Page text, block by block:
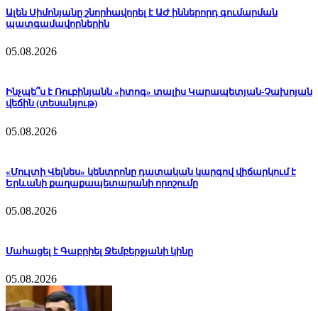
Ալեն Սիմոնյանը շնորհավորել է ԱԺ իններորդ գումարման
պատգամավորներին
05.08.2026
Ինչպե՞ս է Ռուբինյանն «իտոգ» տալիս Կարապետյան-Չախոյան
վեճին (տեսանյութ)
05.08.2026
«Մուլտի Վելնես» կենտրոնը դատական կարգով վիճարկում է
Երևանի քաղաքապետարանի որոշումը
05.08.2026
Մահացել է Գաբրիել Ջեմբերջյանի կինը
05.08.2026